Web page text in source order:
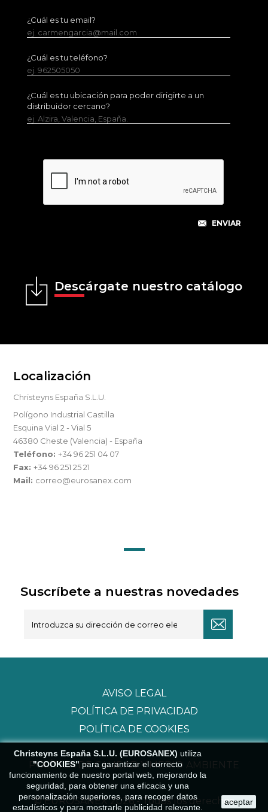
¿Cuál es tu email?
ej. carmengarcia@mail.com
¿Cuál es tu teléfono?
ej. 962505050
¿Cuál es tu ubicación para poder dirigirte a un
distribuidor cercano?
ej. Alzira, Valencia, España.
Descárgate nuestro catálogo
Localización
Christeyns España S.L.U.
Polígono Industrial Castilla
Esquina Vial 2 - Vial 5
46380 Cheste (Valencia) - España
Teléfono:+34 96 251 04 07
Fax:+34 96 251 25 21
Mail: correo@eurosanex.com
Suscríbete a nuestras novedades
Christeyns España S.L.U. (EUROSANEX) utiliza
"COOKIES" para garantizar el correcto
funcionamiento de nuestro portal web, mejorando la
seguridad, para obtener una eficacia y una
personalización superiores, para recoger datos
estadísticos y para mostrarle publicidad relevante.
aceptar
AVISO LEGAL
POLÍTICA DE PRIVACIDAD
POLÍTICA DE COOKIES
POLÍTICA DE CALIDAD Y MEDIO AMBIENTE
© EUROSANEX 2026 - Todos los derechos